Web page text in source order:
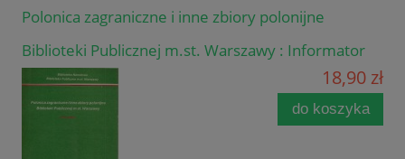
Polonica zagraniczne i inne zbiory polonijne
Biblioteki Publicznej m.st. Warszawy : Informator
18,90 zł
do koszyka